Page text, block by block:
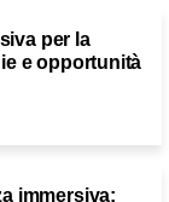
per la
e opportunità
immersiva: